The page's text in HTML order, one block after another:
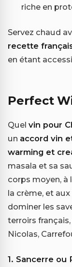
riche en
Servez chaud
recette
en étant
Perfect
Quel vin pour
un accord vin
warming et
masala et sa
corps moyen,
la crème, et
dominer les
terroirs
Nicolas,
1. Sancerre ou